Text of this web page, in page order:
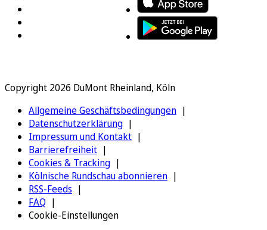
Copyright 2026 DuMont Rheinland, Köln
Allgemeine Geschäftsbedingungen
Datenschutzerklärung
Impressum und Kontakt
Barrierefreiheit
Cookies & Tracking
Kölnische Rundschau abonnieren
RSS-Feeds
FAQ
Cookie-Einstellungen